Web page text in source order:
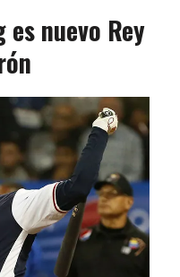
es nuevo Rey